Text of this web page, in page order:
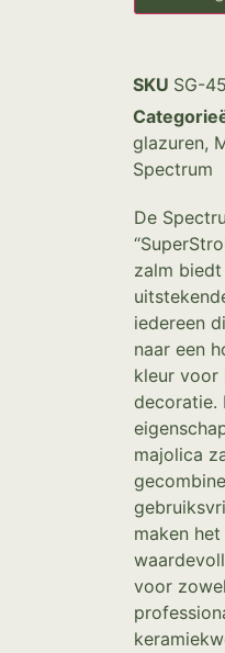
SKU SG-
glazuren,
Spectrum
De
zalm biedt
iedereen
naar een
kleur voor
decoratie.
majolica
maken het
voor